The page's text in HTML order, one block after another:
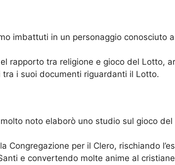
imbattuti in un personaggio conosciuto
rapporto tra religione e gioco del Lotto,
i suoi documenti riguardanti il Lotto.
noto elaborò uno studio sul gioco
Congregazione per il Clero, rischiando
e convertendo molte anime al